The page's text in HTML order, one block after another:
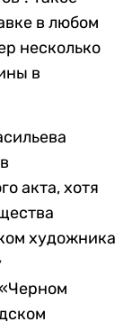
в любом
несколько
в
акта, хотя
художника